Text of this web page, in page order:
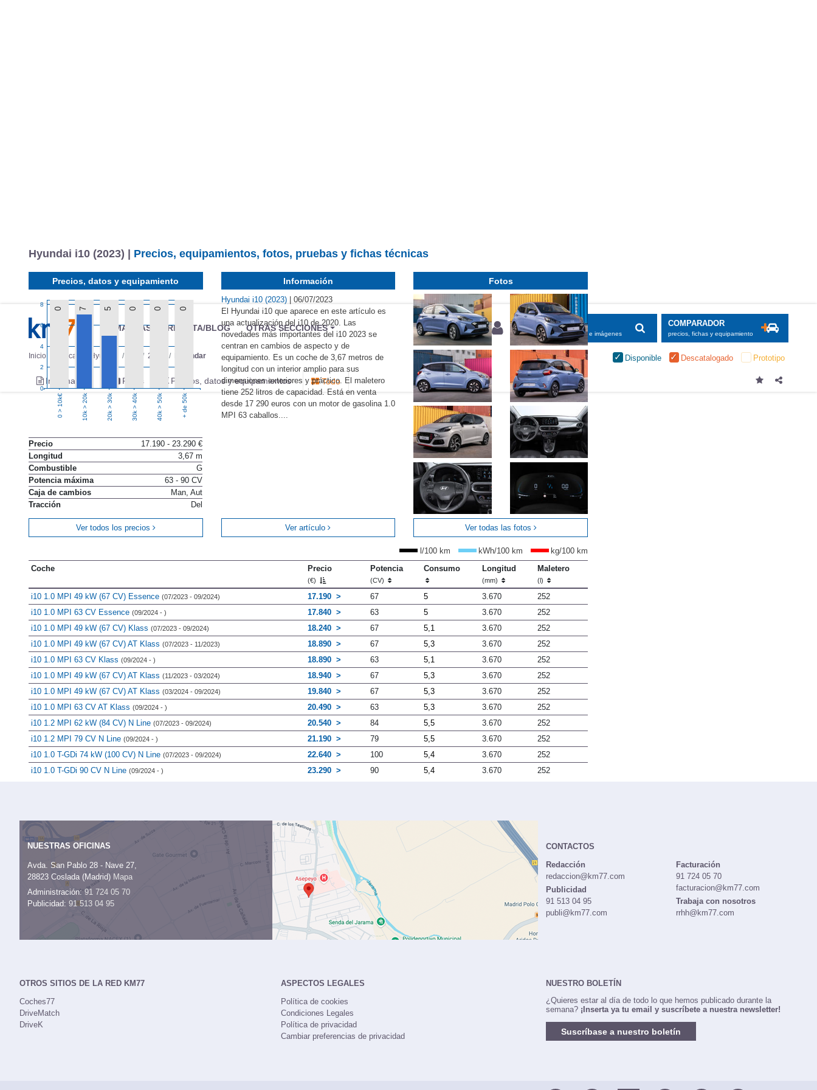
MARCAS REVISTA/BLOG OTRAS SECCIONES BUSCADOR
informaciones, fichas e imágenes
COMPARADOR
precios, fichas y equipamiento
Inicio Marcas Hyundai 2023 Estándar Disponible Descatalogado Prototipo
Información Fotos Precios, datos y equipamientos Todo
Hyundai i10 (2023) | Precios, equipamientos, fotos, pruebas y fichas técnicas
Precios, datos y equipamiento
0
2
4
6
8
0 7 5 0 0 0
0 > 10k€ 10k > 20k 20k > 30k 30k > 40k 40k > 50k + de 50k
Precio
17.190 - 23.290 €
Longitud
3,67 m
Combustible
G
Potencia máxima
63 - 90 CV
Caja de cambios
Man, Aut
Tracción
Del
Ver todos los precios
Información
Hyundai i10 (2023) | 06/07/2023
El Hyundai i10 que aparece en este artículo es
una actualización del i10 de 2020. Las
novedades más importantes del i10 2023 se
centran en cambios de aspecto y de
equipamiento. Es un coche de 3,67 metros de
longitud con un interior amplio para sus
dimensiones exteriores y práctico. El maletero
tiene 252 litros de capacidad. Está en venta
desde 17 290 euros con un motor de gasolina 1.0
MPI 63 caballos....
Ver artículo
Fotos
Ver todas las fotos
l/100 km kWh/100 km
kg/100 km
Coche
Precio
(€)
Potencia
(CV)
Consumo Longitud
(mm)
Maletero
(l)
i10 1.0 MPI 49 kW (67 CV) Essence (07/2023 - 09/2024) 17.190 67 5 3.670
252
i10 1.0 MPI 63 CV Essence (09/2024 - ) 17.840 63 5 3.670
252
i10 1.0 MPI 49 kW (67 CV) Klass (07/2023 - 09/2024) 18.240 67 5,1 3.670
252
i10 1.0 MPI 49 kW (67 CV) AT Klass (07/2023 - 11/2023) 18.890 67 5,3 3.670
252
i10 1.0 MPI 63 CV Klass (09/2024 - ) 18.890 63 5,1 3.670
252
i10 1.0 MPI 49 kW (67 CV) AT Klass (11/2023 - 03/2024) 18.940 67 5,3 3.670
252
i10 1.0 MPI 49 kW (67 CV) AT Klass (03/2024 - 09/2024) 19.840 67 5,3 3.670
252
i10 1.0 MPI 63 CV AT Klass (09/2024 - ) 20.490 63 5,3 3.670
252
i10 1.2 MPI 62 kW (84 CV) N Line (07/2023 - 09/2024) 20.540 84 5,5 3.670
252
i10 1.2 MPI 79 CV N Line (09/2024 - ) 21.190 79 5,5 3.670
252
i10 1.0 T-GDi 74 kW (100 CV) N Line (07/2023 - 09/2024) 22.640 100 5,4 3.670
252
i10 1.0 T-GDi 90 CV N Line (09/2024 - ) 23.290 90 5,4 3.670 252
NUESTRAS OFICINAS
Avda. San Pablo 28 - Nave 27,
28823 Coslada (Madrid) Mapa
Administración:91 724 05 70
Publicidad: 91 513 04 95
CONTACTOS
Redacción
redaccion@km77.com
Publicidad
91 513 04 95
publi@km77.com
Facturación
91 724 05 70
facturacion@km77.com
Trabaja con nosotros
rrhh@km77.com
OTROS SITIOS DE LA RED KM77
Coches77
DriveMatch
DriveK
ASPECTOS LEGALES
Política de cookies
Condiciones Legales
Política de privacidad
Cambiar preferencias de privacidad
NUESTRO BOLETÍN
¿Quieres estar al día de todo lo que hemos publicado durante la
semana? ¡Inserta ya tu email y suscríbete a nuestra newsletter!
Suscríbase a nuestro boletín